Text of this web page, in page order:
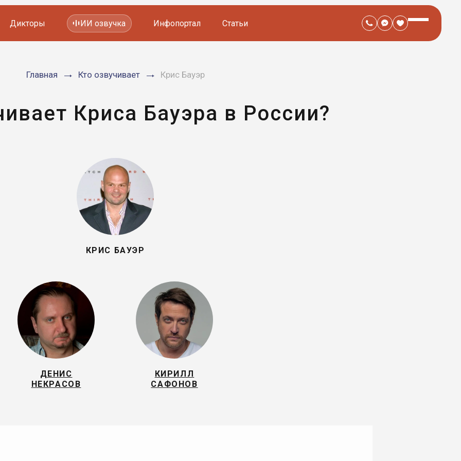
Мультфильмов
Дикторы ИИ озвучка Инфопортал Статьи
Главная Кто озвучивает Крис Бауэр
Криса Бауэра в России?
КРИС БАУЭР
ДЕНИС
НЕКРАСОВ
КИРИЛЛ
САФОНОВ